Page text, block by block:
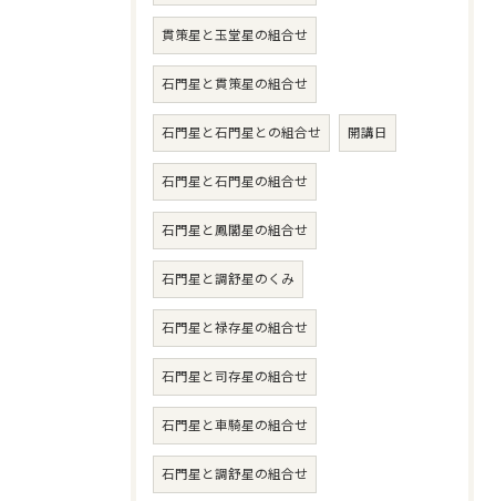
貫策星と玉堂星の組合せ
石門星と貫策星の組合せ
石門星と石門星との組合せ 開講日
石門星と石門星の組合せ
石門星と鳳閣星の組合せ
石門星と調舒星のくみ
石門星と禄存星の組合せ
石門星と司存星の組合せ
石門星と車騎星の組合せ
石門星と調舒星の組合せ